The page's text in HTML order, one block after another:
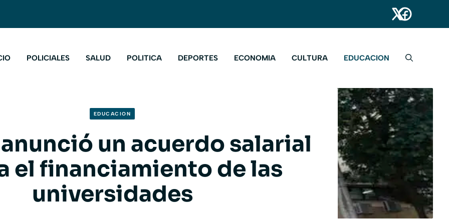
POLICIALES SALUD POLITICA DEPORTES ECONOMIA CULTURA EDUCACION
EDUCACION
un acuerdo salarial
el financiamiento de las
universidades